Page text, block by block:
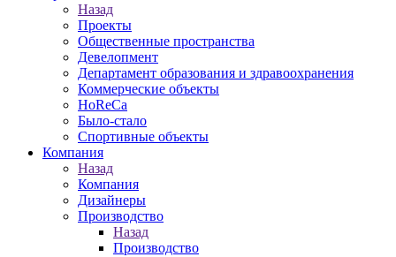
Назад
Проекты
Общественные пространства
Девелопмент
Департамент образования и здравоохранения
Коммерческие объекты
HoReCa
Было-стало
Спортивные объекты
Компания
Назад
Компания
Дизайнеры
Производство
Назад
Производство